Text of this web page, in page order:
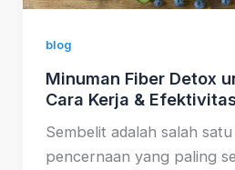
blog
Minuman Fiber Detox
Cara Kerja &
Sembelit adalah salah
pencernaan yang paling